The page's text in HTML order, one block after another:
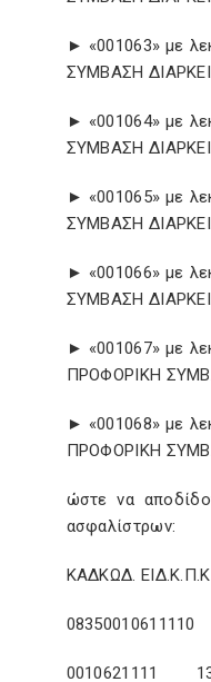
► «001063» με
ΣΥΜΒΑΣΗ
► «001064» με
ΣΥΜΒΑΣΗ
► «001065» με
ΣΥΜΒΑΣΗ
► «001066» με
ΣΥΜΒΑΣΗ
► «001067» με
ΠΡΟΦΟΡΙΚΗ
► «001068» με
ΠΡΟΦΟΡΙΚΗ
ώστε να
ασφαλίστρων:
ΚΑΔΚΩΔ.
0010621111